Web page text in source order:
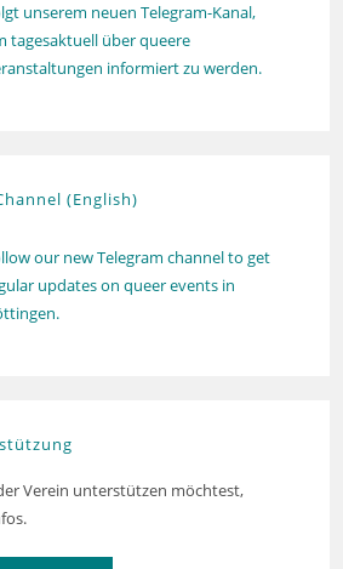
unserem neuen Telegram-Kanal,
tagesaktuell über queere
informiert zu werden.
(English)
our new Telegram channel to get
updates on queer events in
Verein unterstützen möchtest,